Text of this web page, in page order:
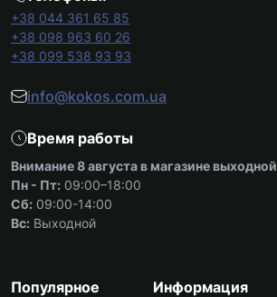
+38 044 361 65 85
+38 098 963 60 26
+38 099 538 93 93
info@kokos.com.ua
Время работы
Внимание 8 августа в магазине выходной
Пн - Пт: 09:00–18:00
Сб: 09:00-14:00
Вс: Выходной
Популярное Информация